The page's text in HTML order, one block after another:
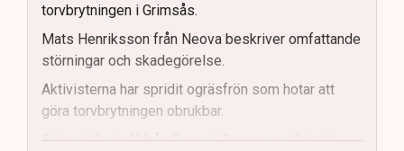
torvbrytningen i Grimsås.
Mats Henriksson från Neova beskriver omfattande
störningar och skadegörelse.
Aktivisterna har spridit ogräsfrön som hotar att
göra torvbrytningen obrukbar.
Rickard Axdorff från Svensk Torv varnar för ett